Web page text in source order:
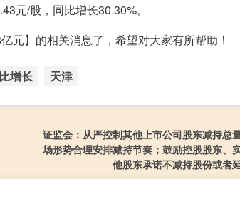
元/股，同比增长30.30%。
元】的相关消息了，希望对大家有所帮助！
增长 天津
证监会：从严控制其他上市公司股东减持总
场形势合理安排减持节奏；鼓励控股股东、
他股东承诺不减持股份或者